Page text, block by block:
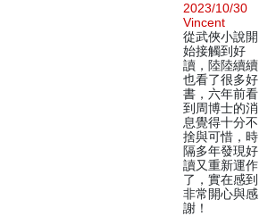
2023/10/30
Vincent
從武俠小說開
始接觸到好
讀，陸陸續續
也看了很多好
書，六年前看
到周博士的消
息覺得十分不
捨與可惜，時
隔多年發現好
讀又重新運作
了，實在感到
非常開心與感
謝！